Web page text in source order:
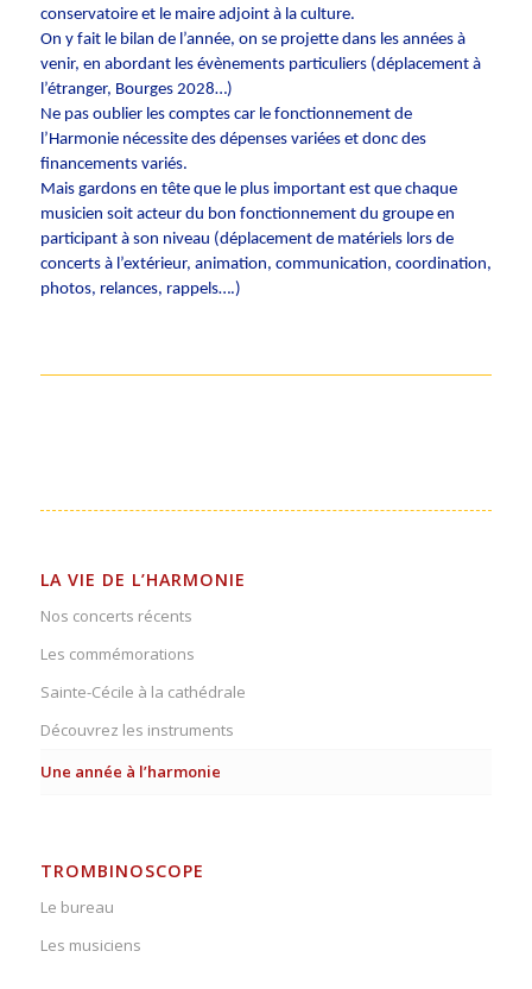
conservatoire et le maire adjoint à la culture.
On y fait le bilan de l’année, on se projette dans les années à
venir, en abordant les évènements particuliers (déplacement à
l’étranger, Bourges 2028…)
Ne pas oublier les comptes car le fonctionnement de
l’Harmonie nécessite des dépenses variées et donc des
financements variés.
Mais gardons en tête que le plus important est que chaque
musicien soit acteur du bon fonctionnement du groupe en
participant à son niveau (déplacement de matériels lors de
concerts à l’extérieur, animation, communication, coordination,
photos, relances, rappels….)
LA VIE DE L’HARMONIE
Nos concerts récents
Les commémorations
Sainte-Cécile à la cathédrale
Découvrez les instruments
Une année à l’harmonie
TROMBINOSCOPE
Le bureau
Les musiciens